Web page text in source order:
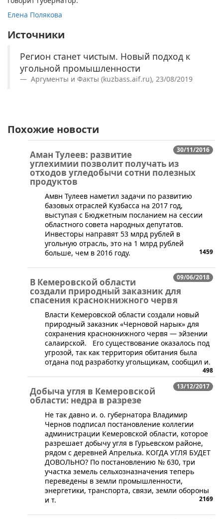
Елена Полякова
Источники
Регион станет чистым. Новый подход к
угольной промышленности
Аргументы и Факты (kuzbass.aif.ru), 23/08/2019
Похожие новости
30/11/2016
Аман Тулеев: развитие
углехимии позволит получать из
отходов угледобычи сотни полезных
продуктов
​Амвн Тулеев наметил задачи по развитию
базовых отраслей Кузбасса на 2017 год,
выступая с Бюджетным посланием на сессии
областного совета народных депутатов.
Инвесторы направят 53 млрд рублей в
угольную отрасль, это на 1 млрд рублей
больше, чем в 2016 году.
1459
09/06/2018
В Кемеровской области
создали природный заказник для
спасения краснокнижного червя
​Власти Кемеровской области создали новый
природный заказник «Черновой нарык» для
сохранения краснокнижного червя — эйзении
салаирской. Его существование оказалось под
угрозой, так как территория обитания была
отдана под разработку угольщикам, сообщил и.
498
13/12/2017
Добыча угля в Кемеровской
области: недра в разрезе
Не так давно и. о. губернатора Владимир
Чернов подписал постановление коллегии
администрации Кемеровской области, которое
разрешает добычу угля в Гурьевском районе,
рядом с деревней Апрелька. КОГДА УГЛЯ БУДЕТ
ДОВОЛЬНО? По постановлению № 630, три
участка земель сельхозназначения теперь
переведены в земли промышленности,
энергетики, транспорта, связи, земли обороны
и т.
2169